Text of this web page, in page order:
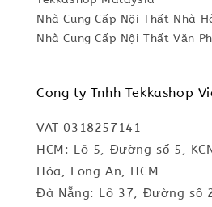
Nhà Cung Cấp Nội Thất Nhà
Nhà Cung Cấp Nội Thất Văn
Cong ty Tnhh Tekkashop
VAT 0318257141
HCM: Lô 5, Đường số 5,
Hòa, Long An, HCM
Đà Nẵng: Lô 37, Đường số